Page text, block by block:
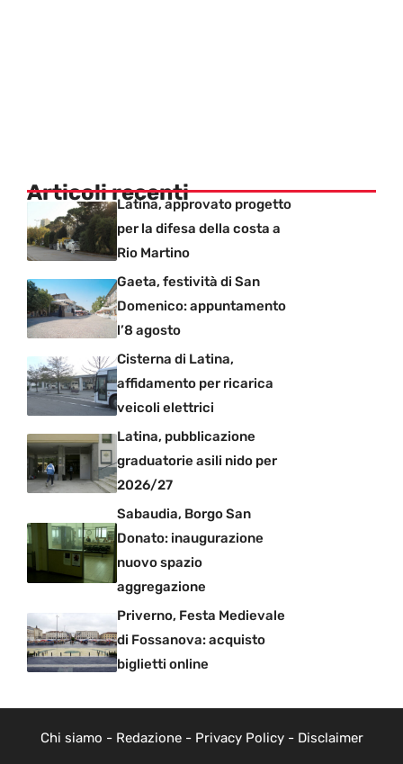
Articoli recentiLatina, approvato progetto
per la difesa della costa a
Rio Martino
Gaeta, festività di San
Domenico: appuntamento
l’8 agosto
Cisterna di Latina,
affidamento per ricarica
veicoli elettrici
Latina, pubblicazione
graduatorie asili nido per
2026/27
Sabaudia, Borgo San
Donato: inaugurazione
nuovo spazio
aggregazione
Priverno, Festa Medievale
di Fossanova: acquisto
biglietti online
Chi siamo - Redazione- Privacy Policy- Disclaimer